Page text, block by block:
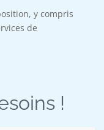
y compris
de
!